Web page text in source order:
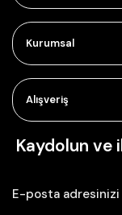
Kurumsal
Alışveriş
Kaydolun ve